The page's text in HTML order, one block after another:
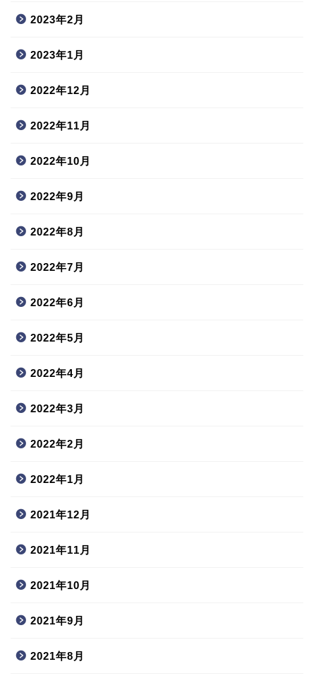
2023年2月
2023年1月
2022年12月
2022年11月
2022年10月
2022年9月
2022年8月
2022年7月
2022年6月
2022年5月
2022年4月
2022年3月
2022年2月
2022年1月
2021年12月
2021年11月
2021年10月
2021年9月
2021年8月